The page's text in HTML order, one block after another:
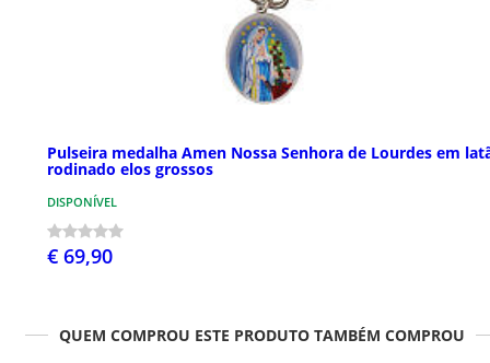
Pulseira medalha Amen Nossa Senhora de Lourdes em
rodinado elos grossos
DISPONÍVEL
€ 69,90
QUEM COMPROU ESTE PRODUTO TAMBÉM COMPROU